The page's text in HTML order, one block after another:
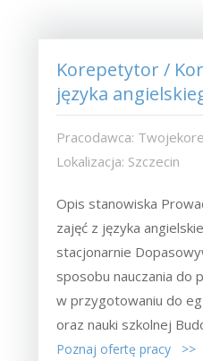
Korepetytor /
języka
Pracodawca:
Lokalizacja: Szczecin
Opis stanowiska
zajęć z języka
stacjonarnie
sposobu nauczania do
w przygotowaniu do
oraz nauki szkolnej
Poznaj ofertę pracy >>